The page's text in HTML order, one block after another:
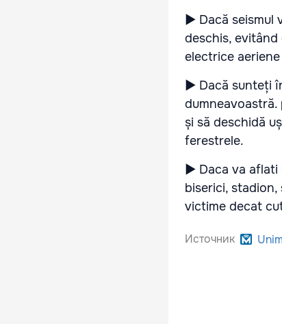
► Dacă seismul
deschis,
electrice
► Dacă sunteți
dumneavoastră.
și să deschidă
ferestrele.
► Daca va aflati
biserici, stadion,
victime decat
Источник